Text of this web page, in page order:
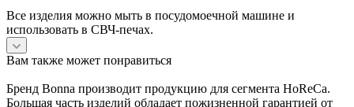
Все изделия можно мыть в посудомоечной машине и
использовать в СВЧ-печах.
Вам также может понравиться
Бренд Bonna производит продукцию для сегмента HoReCa.
Большая часть изделий обладает пожизненной гарантией от